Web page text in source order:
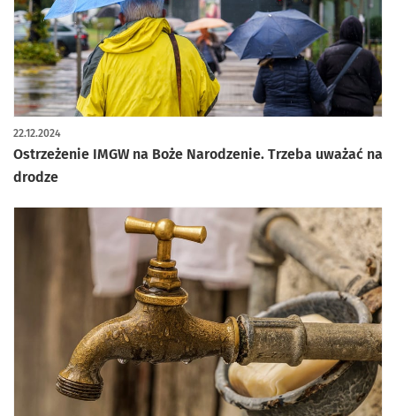
Ostrzeżenie IMGW na Boże Narodzenie. Trzeba uważać na
drodze
22.12.2024